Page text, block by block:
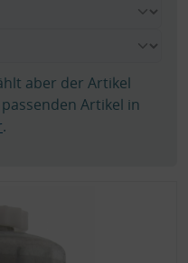
aber der Artikel
Artikel in
.